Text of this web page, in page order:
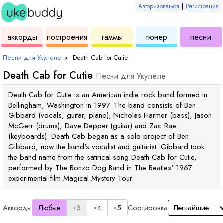
Авторизоваться | Регистрация
аккорды
для
укулеле
инструмент
для
построения
аккордов
гаммы
для
укулелетюнер
для
укулелепесни
Песни для Укулеле › Death Cab for Cutie
Death Cab for Cutie Песни для Укулеле
Death Cab for Cutie is an American indie rock band formed in
Bellingham, Washington in 1997. The band consists of Ben
Gibbard (vocals, guitar, piano), Nicholas Harmer (bass), Jason
McGerr (drums), Dave Depper (guitar) and Zac Rae
(keyboards). Death Cab began as a solo project of Ben
Gibbard, now the band's vocalist and guitarist. Gibbard took
the band name from the satirical song Death Cab for Cutie,
performed by The Bonzo Dog Band in The Beatles' 1967
experimental film Magical Mystery Tour.
Аккорды Любые ≤3 ≤4 ≤5 Сортировка